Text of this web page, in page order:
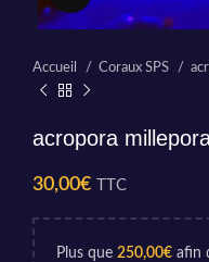
Accueil Coraux SPS
acropora
30,00€ TTC
Plus que 250,00€ afin